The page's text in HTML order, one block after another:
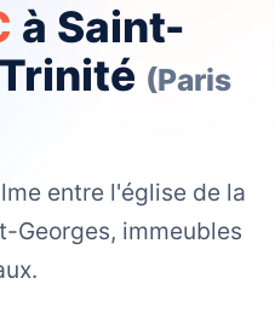
à Saint-
(Paris
entre l'église de la
Georges, immeubles